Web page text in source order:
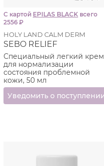
С картой EPILAS BLACKвсего
2556₽
HOLY LAND CALM DERM
SEBO RELIEF
Специальный легкий крем
для нормализации
состояния проблемной
кожи, 50 мл